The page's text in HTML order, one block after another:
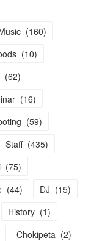
(160)
(10)
(62)
(16)
(59)
Staff (435)
(75)
(44) DJ (15)
History (1)
Chokipeta (2)